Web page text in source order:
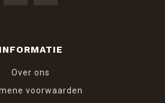
INFORMATIE
Over ons
voorwaarden